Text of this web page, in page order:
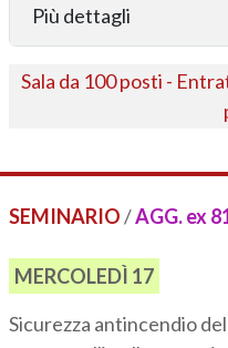
Più dettagli
Sala da 100 posti -
SEMINARIO/AGG. ex
MERCOLEDÌ 17
Sicurezza antincendio